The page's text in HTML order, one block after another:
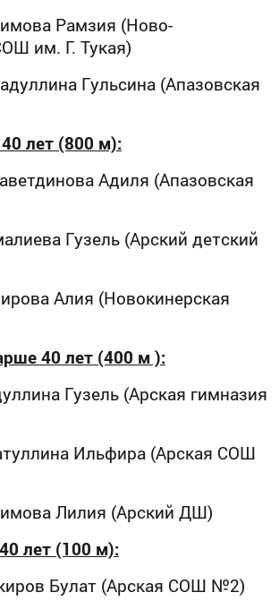
Рамзия (Ново-
им. Г. Тукая)
Гульсина (Апазовская
лет (800 м):
Адиля (Апазовская
Гузель (Арский детский
Алия (Новокинерская
40 лет (400 м ):
Гузель (Арская гимназия
Ильфира (Арская СОШ
Лилия (Арский ДШ)
лет (100 м):
Булат (Арская СОШ №2)